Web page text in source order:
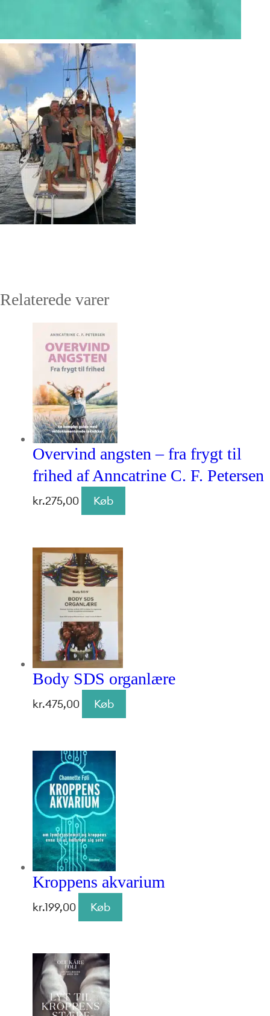
Relaterede varer
Overvind angsten – fra frygt til
frihed af Anncatrine C. F. Petersen
kr.275,00 Køb
Body SDS organlære
kr.475,00 Køb
Kroppens akvarium
kr.199,00 Køb